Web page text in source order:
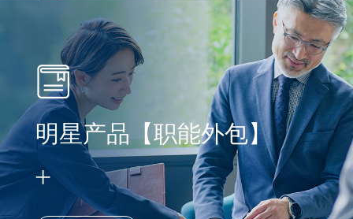
明星产品【职能外包】